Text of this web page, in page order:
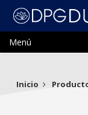
Menú
Inicio